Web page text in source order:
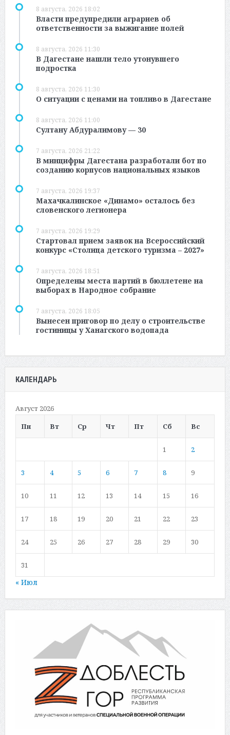
8 августа, 2026 18:02
Власти предупредили аграриев об
ответственности за выжигание полей
8 августа, 2026 11:30
В Дагестане нашли тело утонувшего
подростка
8 августа, 2026 11:30
О ситуации с ценами на топливо в Дагестане
8 августа, 2026 11:00
Султану Абдуралимову — 30
7 августа, 2026 21:22
В минцифры Дагестана разработали бот по
созданию корпусов национальных языков
7 августа, 2026 19:37
Махачкалинское «Динамо» осталось без
словенского легионера
7 августа, 2026 19:29
Стартовал прием заявок на Всероссийский
конкурс «Столица детского туризма – 2027»
7 августа, 2026 18:51
Определены места партий в бюллетене на
выборах в Народное собрание
7 августа, 2026 18:05
Вынесен приговор по делу о строительстве
гостиницы у Ханагского водопада
КАЛЕНДАРЬ
Август 2026
Пн
Вт Ср Чт Пт Сб Вс
1 2
3 4 5 6 7 8 9
10 11 12 13 14 15 16
17 18 19 20 21 22 23
24 25 26 27 28 29 30
31
« Июл